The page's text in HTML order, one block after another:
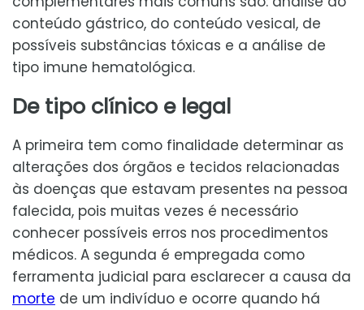
conteúdo gástrico, do conteúdo vesical, de
possíveis substâncias tóxicas e a análise de
tipo imune hematológica.
De tipo clínico e legal
A primeira tem como finalidade determinar as
alterações dos órgãos e tecidos relacionadas
às doenças que estavam presentes na pessoa
falecida, pois muitas vezes é necessário
conhecer possíveis erros nos procedimentos
médicos. A segunda é empregada como
ferramenta judicial para esclarecer a causa da
morte de um indivíduo e ocorre quando há